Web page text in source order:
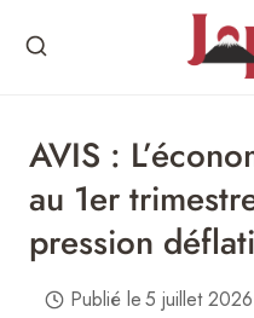
AVIS :
au 1er
pression
Publié le5 juillet 2026